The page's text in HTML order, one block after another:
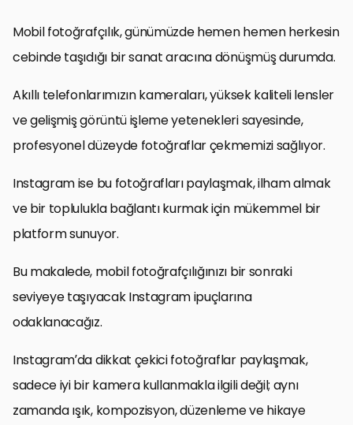
Mobil fotoğrafçılık, günümüzde hemen hemen herkesin
cebinde taşıdığı bir sanat aracına dönüşmüş durumda.
Akıllı telefonlarımızın kameraları, yüksek kaliteli lensler
ve gelişmiş görüntü işleme yetenekleri sayesinde,
profesyonel düzeyde fotoğraflar çekmemizi sağlıyor.
Instagram ise bu fotoğrafları paylaşmak, ilham almak
ve bir toplulukla bağlantı kurmak için mükemmel bir
platform sunuyor.
Bu makalede, mobil fotoğrafçılığınızı bir sonraki
seviyeye taşıyacak Instagram ipuçlarına
odaklanacağız.
Instagram’da dikkat çekici fotoğraflar paylaşmak,
sadece iyi bir kamera kullanmakla ilgili değil; aynı
zamanda ışık, kompozisyon, düzenleme ve hikaye